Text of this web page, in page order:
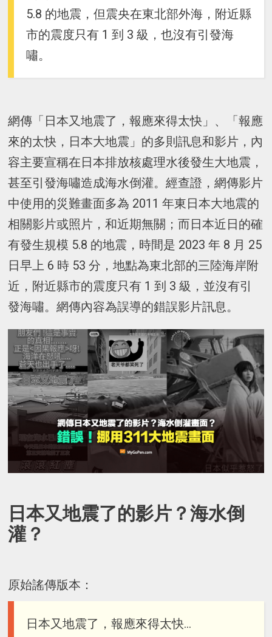
5.8 的地震，但震央在東北部外海，附近縣
市的震度只有 1 到 3 級，也沒有引發海
嘯。
網傳「日本又地震了，報應來得太快」、「報應
來的太快，日本大地震」的多則訊息和影片，內
容主要宣稱在日本排放核處理水後發生大地震，
甚至引發海嘯造成海水倒灌。經查證，網傳影片
中使用的災難畫面多為 2011 年東日本大地震的
相關影片或照片，和近期無關；而日本近日的確
有發生規模 5.8 的地震，時間是 2023 年 8 月 25
日早上 6 時 53 分，地點為東北部的三陸海岸附
近，附近縣市的震度只有 1 到 3 級，並沒有引
發海嘯。網傳內容為誤導的錯誤影片訊息。
日本又地震了的影片？海水倒
灌？
原始謠傳版本：
日本又地震了，報應來得太快...